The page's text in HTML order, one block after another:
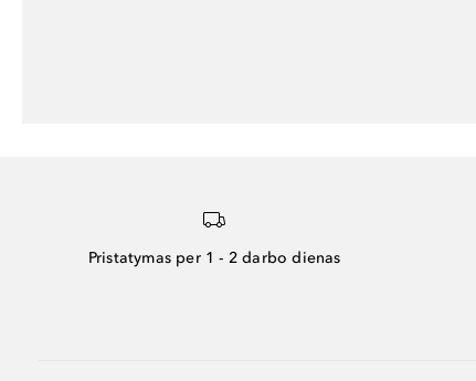
Pristatymas per 1 - 2 darbo dienas